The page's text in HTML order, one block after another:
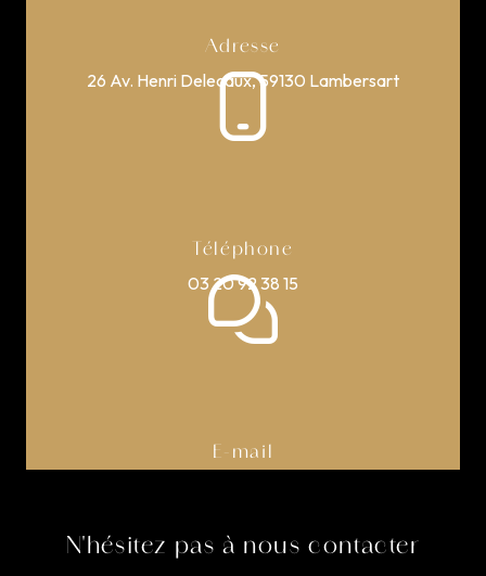
Adresse
26 Av. Henri Delecaux, 59130 Lambersart
Téléphone
03 20 92 38 15
E-mail
N'hésitez pas à nous contacter